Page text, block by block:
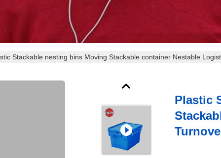
Stackable nesting bins Moving Stackable container Nestable
Plastic